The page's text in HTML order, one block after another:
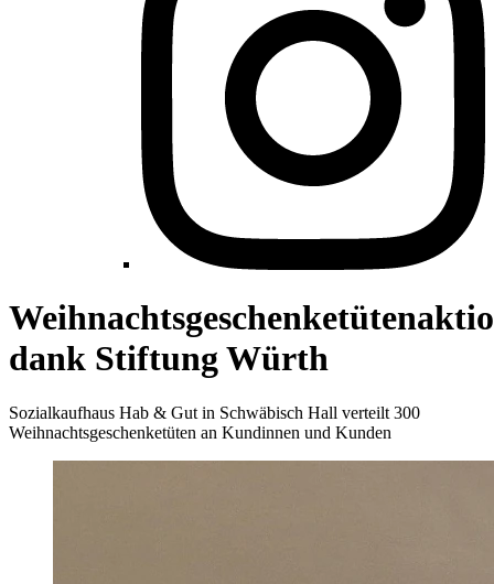
dank Stiftung Würth
Sozialkaufhaus Hab & Gut in Schwäbisch Hall verteilt 300
Weihnachtsgeschenketüten an Kundinnen und Kunden